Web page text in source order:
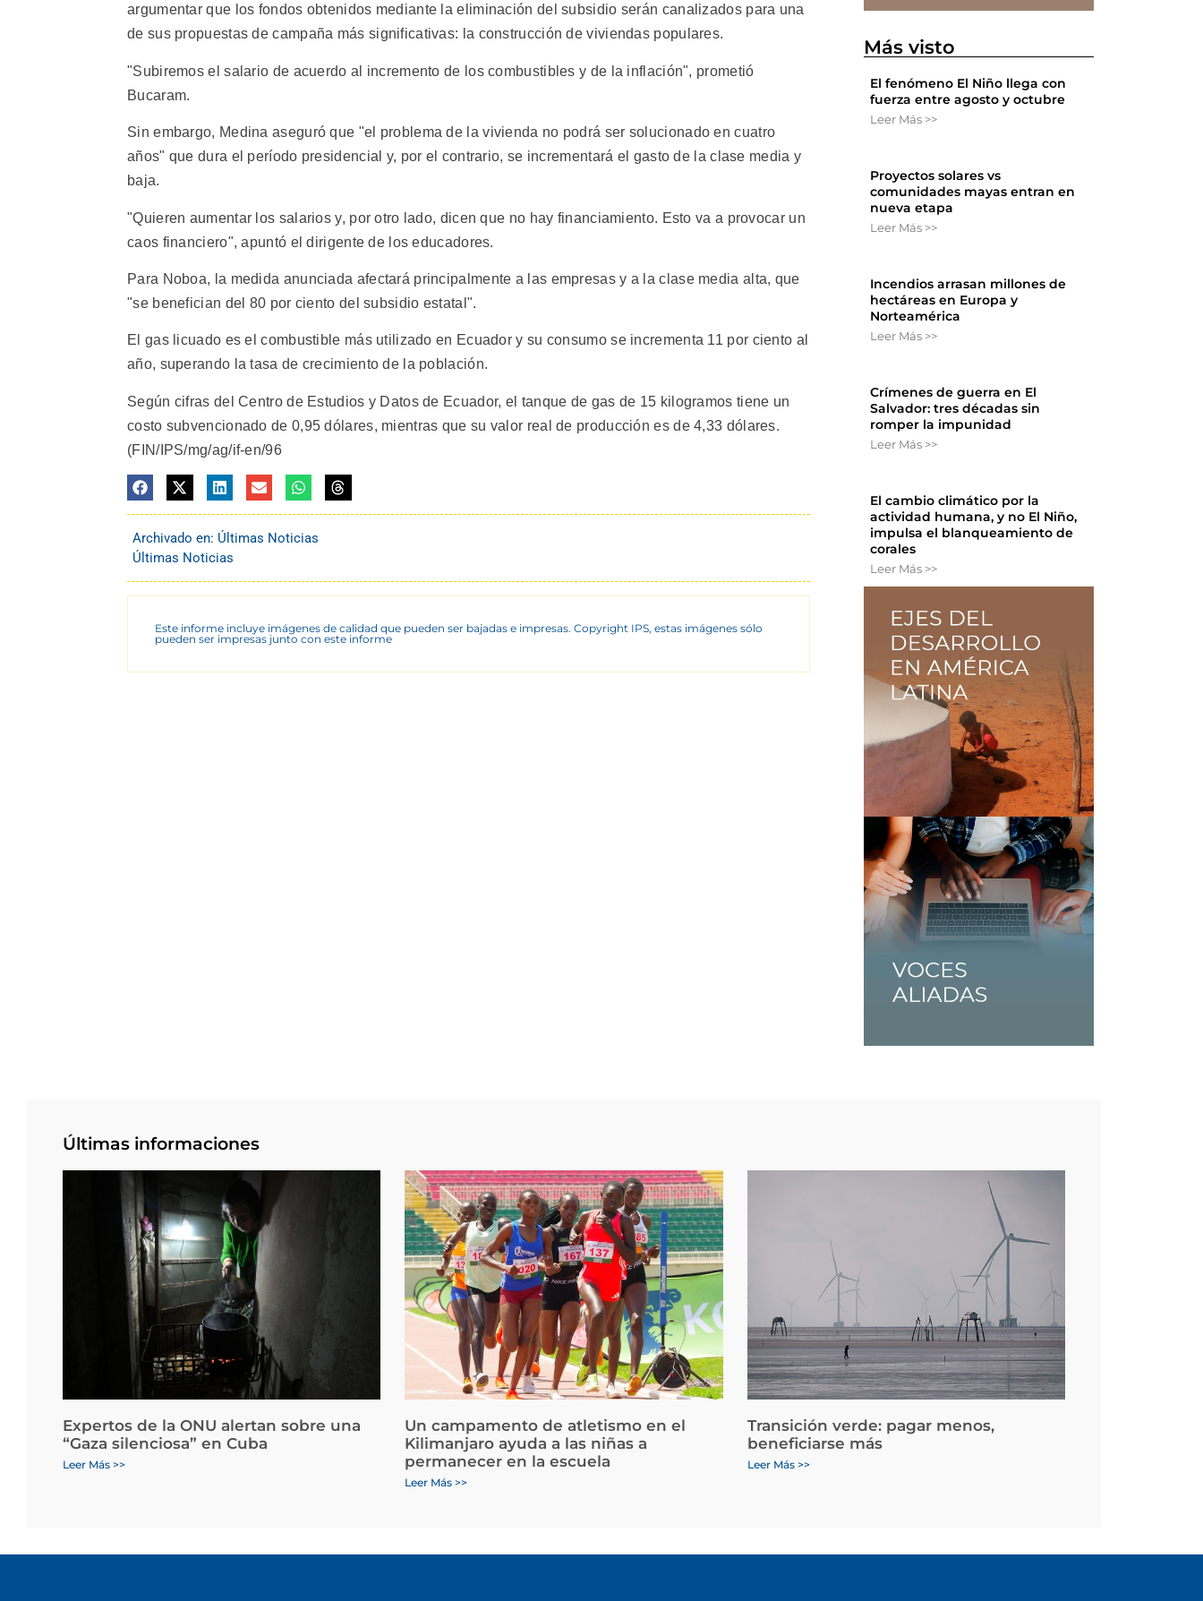
argumentar que los fondos obtenidos mediante la eliminación del subsidio serán canalizados para una
de sus propuestas de campaña más significativas: la construcción de viviendas populares.
"Subiremos el salario de acuerdo al incremento de los combustibles y de la inflación", prometió
Bucaram.
Sin embargo, Medina aseguró que "el problema de la vivienda no podrá ser solucionado en cuatro
años" que dura el período presidencial y, por el contrario, se incrementará el gasto de la clase media y
baja.
"Quieren aumentar los salarios y, por otro lado, dicen que no hay financiamiento. Esto va a provocar un
caos financiero", apuntó el dirigente de los educadores.
Para Noboa, la medida anunciada afectará principalmente a las empresas y a la clase media alta, que
"se benefician del 80 por ciento del subsidio estatal".
El gas licuado es el combustible más utilizado en Ecuador y su consumo se incrementa 11 por ciento al
año, superando la tasa de crecimiento de la población.
Según cifras del Centro de Estudios y Datos de Ecuador, el tanque de gas de 15 kilogramos tiene un
costo subvencionado de 0,95 dólares, mientras que su valor real de producción es de 4,33 dólares.
(FIN/IPS/mg/ag/if-en/96
Archivado en: Últimas Noticias
Últimas Noticias
Este informe incluye imágenes de calidad que pueden ser bajadas e impresas. Copyright IPS, estas imágenes sólo
pueden ser impresas junto con este informe
Más visto
El fenómeno El Niño llega con
fuerza entre agosto y octubre
Leer Más >>
Proyectos solares vs
comunidades mayas entran en
nueva etapa
Leer Más >>
Incendios arrasan millones de
hectáreas en Europa y
Norteamérica
Leer Más >>
Crímenes de guerra en El
Salvador: tres décadas sin
romper la impunidad
Leer Más >>
El cambio climático por la
actividad humana, y no El Niño,
impulsa el blanqueamiento de
corales
Leer Más >>
Últimas informaciones
Expertos de la ONU alertan sobre una
“Gaza silenciosa” en Cuba
Leer Más >>
Un campamento de atletismo en el
Kilimanjaro ayuda a las niñas a
permanecer en la escuela
Leer Más >>
Transición verde: pagar menos,
beneficiarse más
Leer Más >>